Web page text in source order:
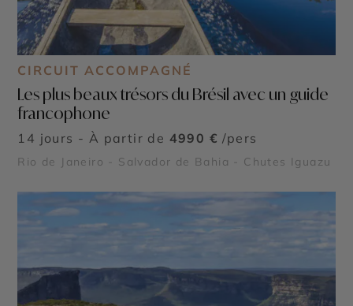
CIRCUIT ACCOMPAGNÉ
Les plus beaux trésors du Brésil avec un guide
francophone
14 jours - À partir de 4990 € /pers
Rio de Janeiro - Salvador de Bahia - Chutes Iguazu